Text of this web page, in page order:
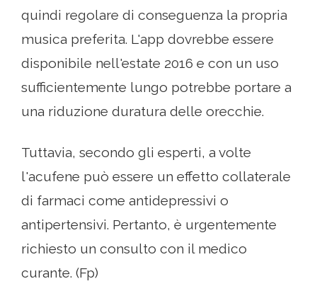
quindi regolare di conseguenza la propria
musica preferita. L'app dovrebbe essere
disponibile nell'estate 2016 e con un uso
sufficientemente lungo potrebbe portare a
una riduzione duratura delle orecchie.
Tuttavia, secondo gli esperti, a volte
l'acufene può essere un effetto collaterale
di farmaci come antidepressivi o
antipertensivi. Pertanto, è urgentemente
richiesto un consulto con il medico
curante. (Fp)